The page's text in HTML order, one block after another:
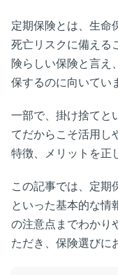
定期保険とは、生命
死亡リスクに備える
険らしい保険と言え
保するのに向いてい
一部で、掛け捨てと
てだからこそ活用し
特徴、メリットを正
この記事では、定期
といった基本的な情
の注意点までわかり
ただき、保険選びに